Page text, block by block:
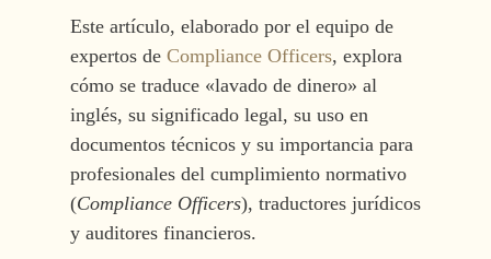
Este artículo, elaborado por el equipo de
expertos de Compliance Officers, explora
cómo se traduce «lavado de dinero» al
inglés, su significado legal, su uso en
documentos técnicos y su importancia para
profesionales del cumplimiento normativo
(Compliance Officers), traductores jurídicos
y auditores financieros.